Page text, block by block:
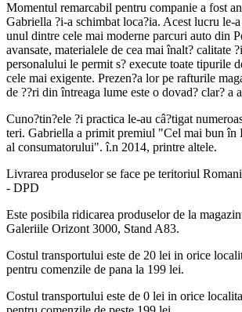
Momentul remarcabil pentru companie a fost
Gabriella ?i-a schimbat loca?ia. Acest lucru le-a
unul dintre cele mai moderne parcuri auto din
avansate, materialele de cea mai înalt? calitate
personalului le permit s? execute toate tipurile
cele mai exigente. Prezen?a lor pe rafturile
de ??ri din întreaga lume este o dovad? clar? a
Cuno?tin?ele ?i practica le-au câ?tigat
teri. Gabriella a primit premiul "Cel mai bun
al consumatorului". î.n 2014, printre altele.
Livrarea produselor se face pe teritoriul
- DPD
Este posibila ridicarea produselor de la
Galeriile Orizont 3000, Stand A83.
Costul transportului este de 20 lei in orice
pentru comenzile de pana la 199 lei.
Costul transportului este de 0 lei in orice